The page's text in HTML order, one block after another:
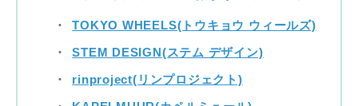
TOKYO WHEELS(トウキョウ ウィールズ)
STEM DESIGN(ステム デザイン)
rinproject(リンプロジェクト)